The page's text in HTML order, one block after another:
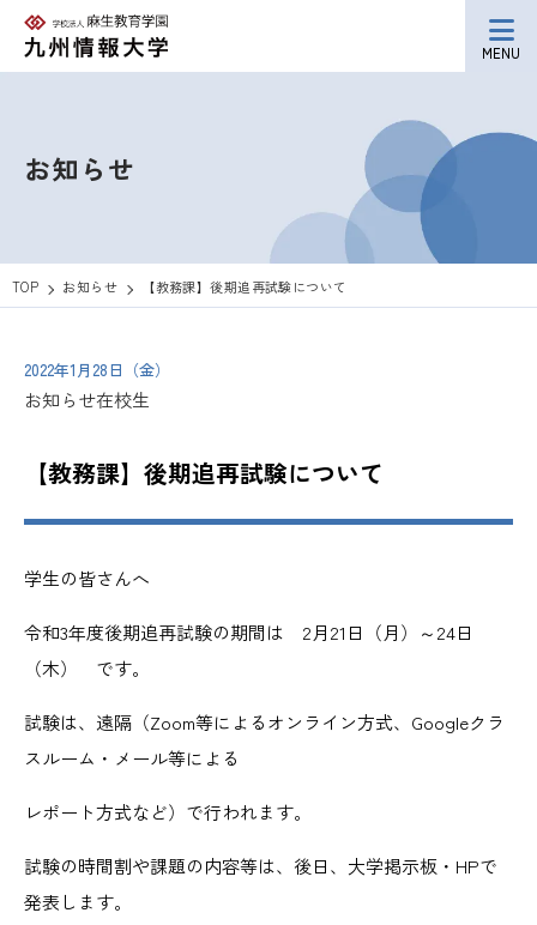
MENU
お知らせ
TOP お知らせ 【教務課】後期追再試験について
2022年1月28日（金）
お知らせ在校生
【教務課】後期追再試験について
学生の皆さんへ
令和3年度後期追再試験の期間は 2月21日（月）～24日
（木） です。
試験は、遠隔（Zoom等によるオンライン方式、Googleクラ
スルーム・メール等による
レポート方式など）で行われます。
試験の時間割や課題の内容等は、後日、大学掲示板・HPで
発表します。